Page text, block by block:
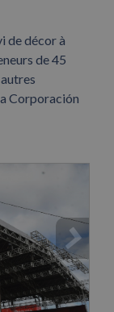
de décor à
de 45
Corporación